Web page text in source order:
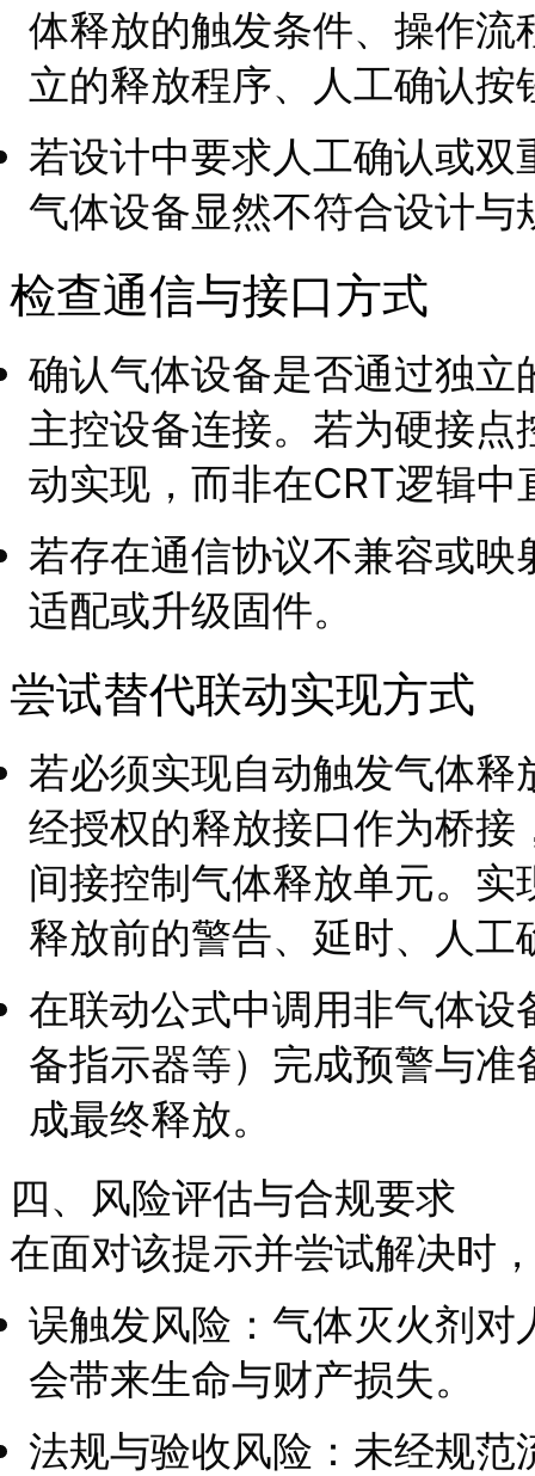
体释放的触发条件、操作
立的释放程序、人工确认按
若设计中要求人工确认或
气体设备显然不符合设计与
检查通信与接口方式
确认气体设备是否通过独
主控设备连接。若为硬接
动实现，而非在CRT逻辑中
若存在通信协议不兼容或
适配或升级固件。
尝试替代联动实现方式
若必须实现自动触发气体
经授权的释放接口作为桥
间接控制气体释放单元。
释放前的警告、延时、人工
在联动公式中调用非气体
备指示器等）完成预警与
成最终释放。
四、风险评估与合规要求
在面对该提示并尝试解决时
误触发风险：气体灭火剂
会带来生命与财产损失。
法规与验收风险：未经规